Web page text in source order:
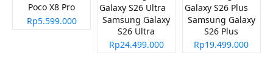
Poco X8 Pro
Rp5.599.000
Samsung Galaxy
S26 Ultra
Rp24.499.000
Samsung Galaxy
S26 Plus
Rp19.499.000